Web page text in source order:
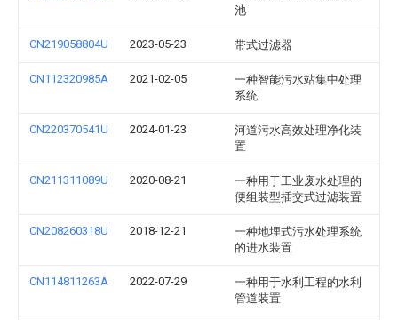
池
CN219058804U 2023-05-23 带式过滤器
CN112320985A 2021-02-05
一种智能污水站集中处理
系统
CN220370541U 2024-01-23
河道污水高效处理净化装
置
CN211311089U 2020-08-21
一种用于工业废水处理的
便组装型插交式过滤装置
CN208260318U 2018-12-21
一种地埋式污水处理系统
的进水装置
CN114811263A 2022-07-29
一种用于水利工程的水利
管道装置